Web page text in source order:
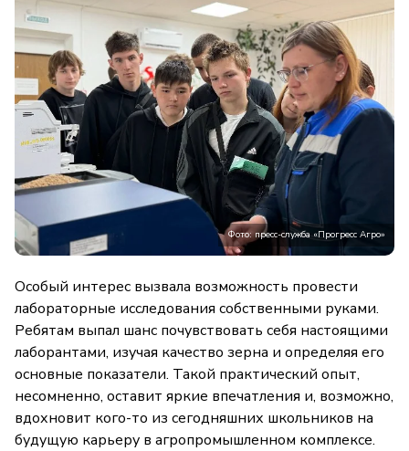
Фото: пресс-служба «Прогресс Агро»
Особый интерес вызвала возможность провести
лабораторные исследования собственными руками.
Ребятам выпал шанс почувствовать себя настоящими
лаборантами, изучая качество зерна и определяя его
основные показатели. Такой практический опыт,
несомненно, оставит яркие впечатления и, возможно,
вдохновит кого-то из сегодняшних школьников на
будущую карьеру в агропромышленном комплексе.